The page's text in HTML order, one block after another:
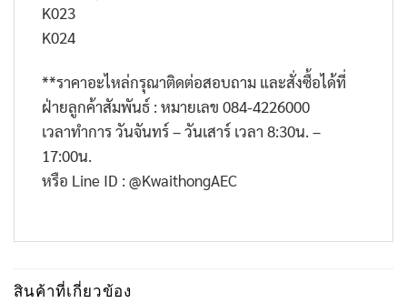
K023
K024
**ราคาอะไหล่กรุณาติดต่อสอบถาม และสั่งซื้อได้ที่
ฝ่ายลูกค้าสัมพันธ์ : หมายเลข 084-4226000
เวลาทำการ วันจันทร์ – วันเสาร์ เวลา 8:30น. –
17:00น.
หรือ Line ID : @KwaithongAEC
สินค้าที่เกี่ยวข้อง